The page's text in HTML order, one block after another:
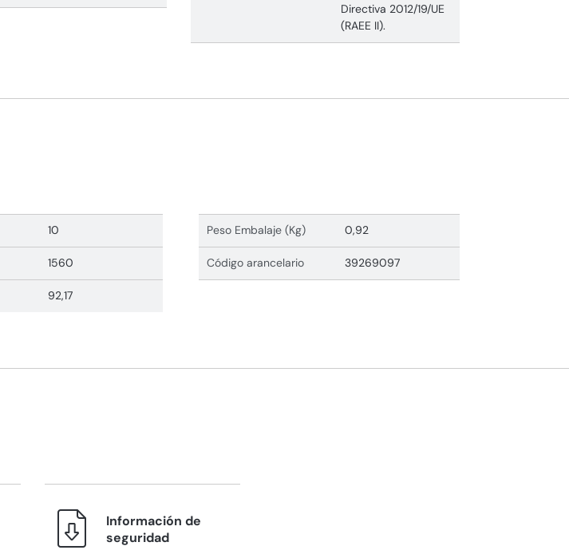
Directiva 2012/19/UE
(RAEE II).
10
1560
92,17
Peso Embalaje (Kg) 0,92
Código arancelario 39269097
Información de
seguridad